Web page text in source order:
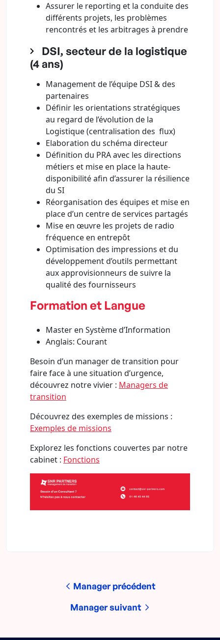
Assurer le reporting et la conduite des
différents projets, les problèmes
rencontrés et les arbitrages à prendre
DSI, secteur de la logistique
(4 ans)
Management de l’équipe DSI & des
partenaires
Définir les orientations stratégiques
au regard de l’évolution de la
Logistique (centralisation des flux)
Elaboration du schéma directeur
Définition du PRA avec les directions
métiers et mise en place la haute-
disponibilité afin d’assurer la résilience
du SI
Réorganisation des équipes et mise en
place d’un centre de services partagés
Mise en œuvre les projets de radio
fréquence en entrepôt
Optimisation des impressions et du
développement d’outils permettant
aux approvisionneurs de suivre la
qualité des fournisseurs
Formation et Langue
Master en Système d’Information
Anglais: Courant
Besoin d’un manager de transition pour
faire face à une situation d’urgence,
découvrez notre vivier : Managers de
transition
Découvrez des exemples de missions :
Exemples de missions
Explorez les fonctions couvertes par notre
cabinet : Fonctions
Manager précédent
Manager suivant